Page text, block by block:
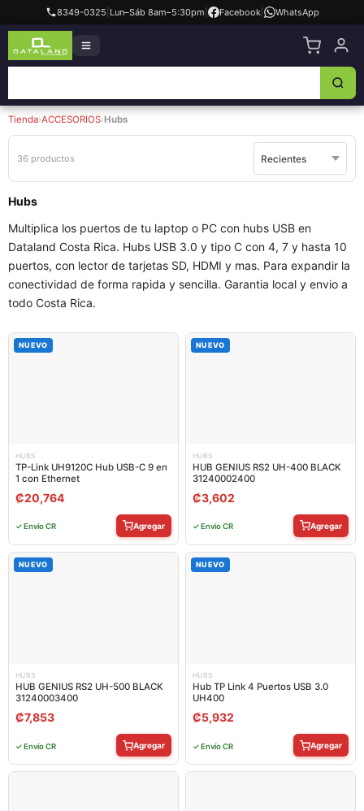
8349-0325 Lun–Sáb 8am–5:30pm Facebook| WhatsApp
Tienda›ACCESORIOS›Hubs
36 productos
Hubs
Multiplica los puertos de tu laptop o PC con hubs USB en
Dataland Costa Rica. Hubs USB 3.0 y tipo C con 4, 7 y hasta 10
puertos, con lector de tarjetas SD, HDMI y mas. Para expandir la
conectividad de forma rapida y sencilla. Garantia local y envio a
todo Costa Rica.
NUEVO
HUBS
TP-Link UH9120C Hub USB-C 9 en
1 con Ethernet
₡20,764
✓ Envío CR Agregar
NUEVO
HUBS
HUB GENIUS RS2 UH-400 BLACK
31240002400
₡3,602
✓ Envío CR Agregar
NUEVO
HUBS
HUB GENIUS RS2 UH-500 BLACK
31240003400
₡7,853
✓ Envío CR Agregar
NUEVO
HUBS
Hub TP Link 4 Puertos USB 3.0
UH400
₡5,932
✓ Envío CR Agregar